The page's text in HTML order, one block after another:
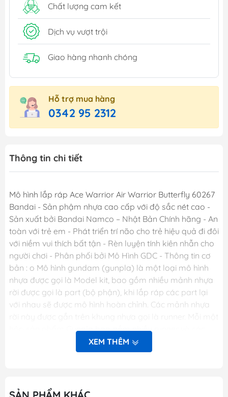
Chất lượng cam kết
Dịch vụ vượt trội
Giao hàng nhanh chóng
Hỗ trợ mua hàng
0342 95 2312
Thông tin chi tiết
Mô hình lắp ráp Ace Warrior Air Warrior Butterfly 60267
Bandai - Sản phậm nhựa cao cấp với độ sắc nét cao -
Sản xuất bởi Bandai Namco – Nhật Bản Chính hãng - An
toàn với trẻ em - Phát triển trí não cho trẻ hiệu quả đi đôi
với niềm vui thích bất tận - Rèn luyện tính kiên nhẫn cho
người chơi - Phân phối bởi Mô Hình GDC - Thông tin cơ
bản : o Mô hình gundam (gunpla) là một loại mô hình
nhựa được gọi là Model kit, bao gồm nhiều mảnh nhựa
rời được gọi là part (bộ phận), khi lắp ráp các part lại
với nhau sẽ được mô hình hoàn chỉnh. Các mảnh nhựa
hộp sản phẩm Gunpla bao gồm nhiều runner và các
phụ kiện liên quan, một tập sách nhỏ (manual) bên
trong giới thiệu sơ lược về mẫu Gundam trong hộp và
muốn. o Người chơi sẽ thỏa sức sáng tạo và đam mê.
XEM THÊM